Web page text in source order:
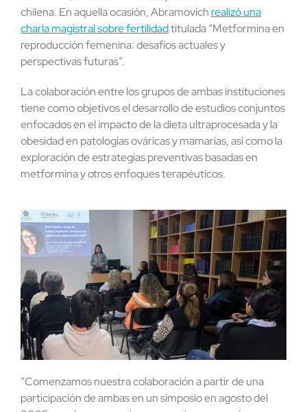
chilena. En aquella ocasión, Abramovich realizó una
charla magistral sobre fertilidadtitulada “Metformina en
reproducción femenina: desafíos actuales y
perspectivas futuras”.
La colaboración entre los grupos de ambas instituciones
tiene como objetivos el desarrollo de estudios conjuntos
enfocados en el impacto de la dieta ultraprocesada y la
obesidad en patologías ováricas y mamarias, así como la
exploración de estrategias preventivas basadas en
metformina y otros enfoques terapéuticos.
“Comenzamos nuestra colaboración a partir de una
participación de ambas en un simposio en agosto del